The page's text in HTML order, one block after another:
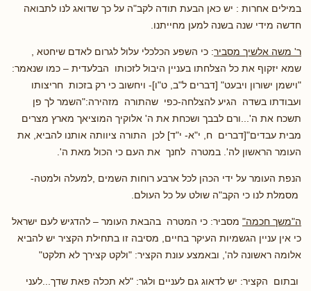
במילים אחרות : יש כאן הבעת תודה לקב"ה על כך שדואג לנו לתבואה
חדשה מידי שנה בשנה למען מחייתנו.
ר' משה אלשיך מסביר: כי השפע הכלכלי עלול לגרום לאדם שיחטא ,
שמא יזקוף את כל הצלחתו בעניין היבול לזכותו הבלעדית – כמו שנאמר:
"וישמן ישורון ויבעט" [דברים ל"ב, ט"ו]- ויחשוב כי רק בזכות חריצותו
ועבודתו בשדה הגיע להצלחה-כפי שהתורה מזהירה:"השמר לך פן
תשכח את ה'...ורם לבבך ושכחת את ה' אלוקיך המוציאך מארץ מצרים
מבית עבדים"[דברים ח, י"א- י"ד] לכן התורה ציוותה אותנו להביא, את
העומר הראשון לה'. במטרה לחנך את העם כי הכול מאת ה'.
הנפת העומר על ידי הכהן לכל ארבע רוחות השמים ,למעלה ולמטה-
מסמלת לנו כי הקב"ה שולט על כל העולם.
ה"משך חכמה" מסביר: כי המטרה בהבאת העומר – להדגיש לעם ישראל
כי אין עניין הגשמיות העיקר בחיים, מסיבה זו בתחילת הקציר יש להביא
אלומה ראשונה לה', ובאמצע עונת הקציר: "ולקט קצירך לא תלקט"
ובתום הקציר: יש לדאוג גם לעניים ולגר: "לא תכלה פאת שדך...לעני